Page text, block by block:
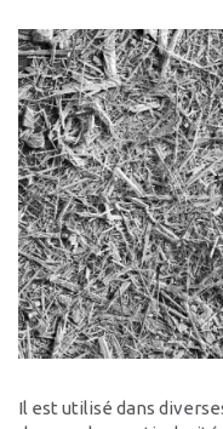
Il est utilisé dans